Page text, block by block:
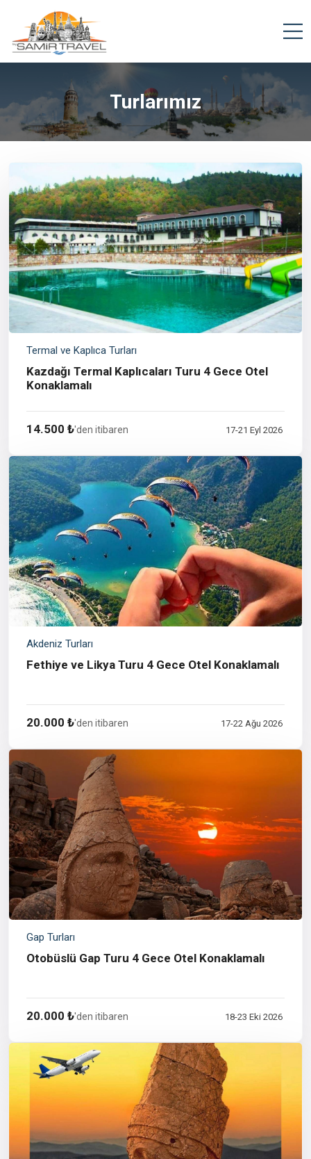
Turlarımız
Termal ve Kaplıca Turları
Kazdağı Termal Kaplıcaları Turu 4 Gece Otel
Konaklamalı
14.500 ₺'den itibaren 17-21 Eyl 2026
Akdeniz Turları
Fethiye ve Likya Turu 4 Gece Otel Konaklamalı
20.000 ₺'den itibaren 17-22 Ağu 2026
Gap Turları
Otobüslü Gap Turu 4 Gece Otel Konaklamalı
20.000 ₺'den itibaren 18-23 Eki 2026